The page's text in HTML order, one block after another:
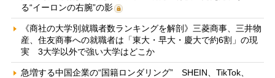
る“イーロンの右腕”の影
《商社の大学別就職者数ランキングを解剖》三菱商事、三井物
産、住友商事への就職者は「東大・早大・慶大で約6割」の現
実 3大学以外で強い大学はどこか
急増する中国企業の“国籍ロンダリング” SHEIN、TikTok、